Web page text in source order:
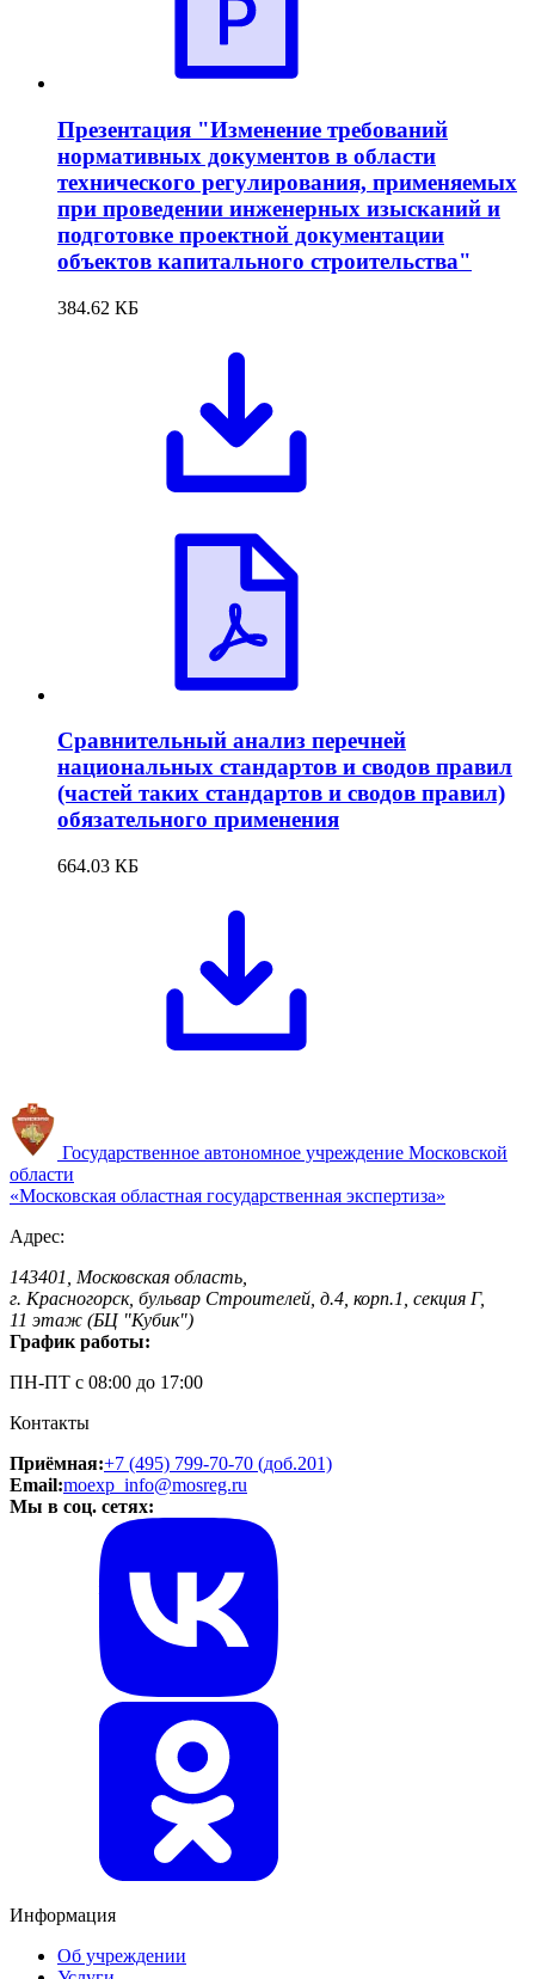
Презентация "Изменение требований
нормативных документов в области
технического регулирования, применяемых
при проведении инженерных изысканий и
подготовке проектной документации
объектов капитального строительства"
384.62 КБ
Сравнительный анализ перечней
национальных стандартов и сводов правил
(частей таких стандартов и сводов правил)
обязательного применения
664.03 КБ
Государственное автономное учреждение Московской
области
«Московская областная государственная экспертиза»
Адрес:
143401, Московская область,
г. Красногорск, бульвар Строителей, д.4, корп.1, секция Г,
11 этаж (БЦ "Кубик")
График работы:
ПН-ПТ с 08:00 до 17:00
Контакты
Приёмная:+7 (495) 799-70-70 (доб.201)
Email:moexp_info@mosreg.ru
Мы в соц. сетях:
Информация
Об учреждении